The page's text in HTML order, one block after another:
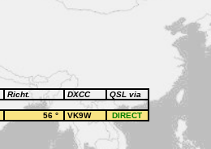
Richt. DXCC QSL via
56 ° VK9W DIRECT